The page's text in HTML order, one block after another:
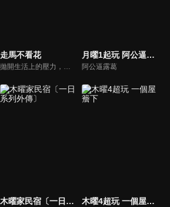
走馬不看花
拋開生活上的壓力，告別吃吃喝喝、走走看看的空乏之旅，「走馬不看花」為您策劃旅行新攻略，深入他鄉，體驗在地風情，感受全新風貌。透過鏡頭來刺激您的感官，用全新的角度了解旅行的意義，用最真誠的方式玩出不一樣的旅程，找出旅行的感動，跟著我們一起探索心中另一面美麗桃花源吧！
月曜1起玩 阿公逼露葛
阿公逼露葛
木曜家民宿〔一日系列外傳〕 木曜4超玩 一個屋簷下